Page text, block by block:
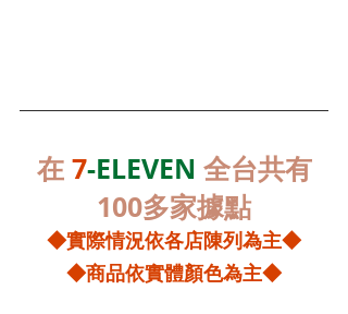
在 7-ELEVEN 全台共有
100多家據點
◆實際情況依各店陳列為主◆
◆商品依實體顏色為主◆